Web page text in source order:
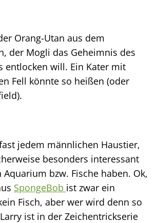
Orang-Utan aus dem
der Mogli das Geheimnis des
entlocken will. Ein Kater mit
Fell könnte so heißen (oder
jedem männlichen Haustier,
besonders interessant
bzw. Fische haben. Ok,
SpongeBob ist zwar ein
Fisch, aber wer wird denn so
ist in der Zeichentrickserie